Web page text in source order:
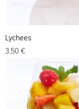
Lychees
3,50 €